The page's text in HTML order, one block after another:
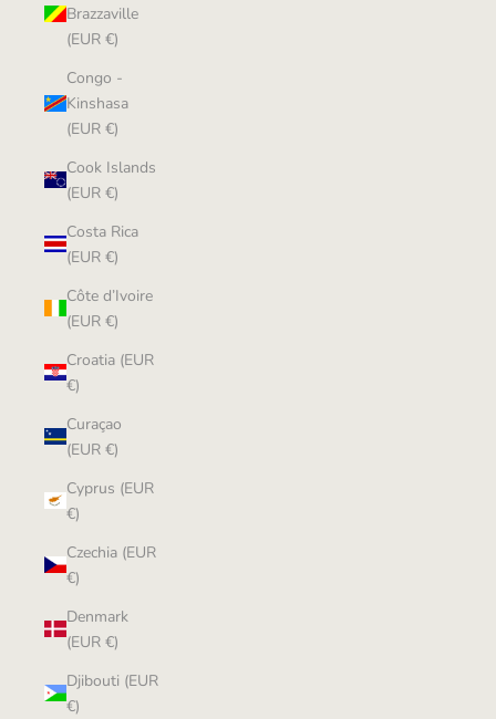
Brazzaville
(EUR €)
Congo -
Kinshasa
(EUR €)
Cook Islands
(EUR €)
Costa Rica
(EUR €)
Côte d’Ivoire
(EUR €)
Croatia (EUR
€)
Curaçao
(EUR €)
Cyprus (EUR
€)
Czechia (EUR
€)
Denmark
(EUR €)
Djibouti (EUR
€)